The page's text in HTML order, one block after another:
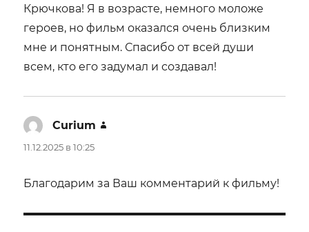
Крючкова! Я в возрасте, немного моложе
героев, но фильм оказался очень близким
мне и понятным. Спасибо от всей души
всем, кто его задумал и создавал!
Curium
11.12.2025 в 10:25
Благодарим за Ваш комментарий к фильму!